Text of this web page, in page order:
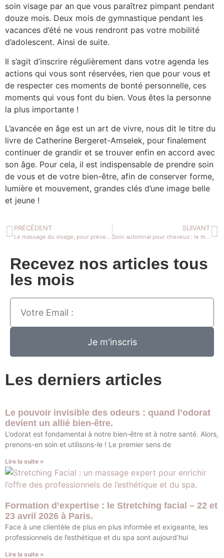
soin visage par an que vous paraîtrez pimpant pendant
douze mois. Deux mois de gymnastique pendant les
vacances d’été ne vous rendront pas votre mobilité
d’adolescent. Ainsi de suite.
Il s’agit d’inscrire régulièrement dans votre agenda les
actions qui vous sont réservées, rien que pour vous et
de respecter ces moments de bonté personnelle, ces
moments qui vous font du bien. Vous êtes la personne
la plus importante !
L’avancée en âge est un art de vivre, nous dit le titre du
livre de Catherine Bergeret-Amselek, pour finalement
continuer de grandir et se trouver enfin en accord avec
son âge. Pour cela, il est indispensable de prendre soin
de vous et de votre bien-être, afin de conserver forme,
lumière et mouvement, grandes clés d’une image belle
et jeune !
PRÉCÉDENT
Le massage du visage, pour préserver durablement son image.
SUIVANT
Soin automnal pour cheveux : le masque capillaire tonifiant.
Recevez nos articles tous
les mois
Je m'inscris
Les derniers articles
Le pouvoir invisible des odeurs : quand l’odorat
devient un allié bien-être.
L’odorat est fondamental à notre bien-être et à notre santé. Alors,
prenons-en soin et utilisons-le ! Le premier sens de
Lire la suite »
Formation d’expertise : le Stretching facial – 22 et
23 avril 2026 à Paris.
Face à une clientèle de plus en plus informée et exigeante, les
professionnels de l’esthétique et du spa sont aujourd’hui
Lire la suite »